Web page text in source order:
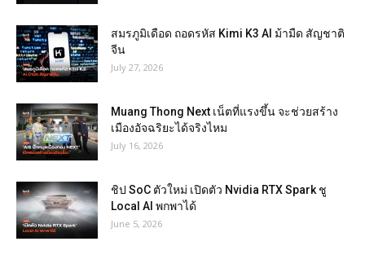
สมรภูมิเดือด ถอดรหัส Kimi K3 AI ม้ามืด สัญชาติ
จีน
July 27, 2026
Muang Thong Next เน็ตที่แรงขึ้น จะช่วยสร้าง
เมืองอัจฉริยะได้จริงไหม
July 16, 2026
ชิป SoC ตัวใหม่ เปิดตัว Nvidia RTX Spark ชู
Local AI พกพาได้
June 5, 2026